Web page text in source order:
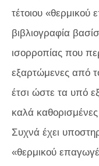
τέτοιου
βιβλιογραφία
ισορροπίας που
εξαρτώμενες από
έτσι ώστε τα υπό
καλά
Συχνά έχει
«θερμικού